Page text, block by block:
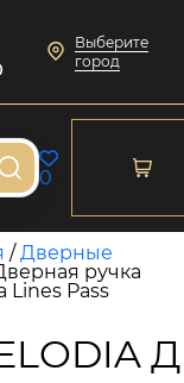
Выберите
город
0
/Дверные
ручка
Lines Pass